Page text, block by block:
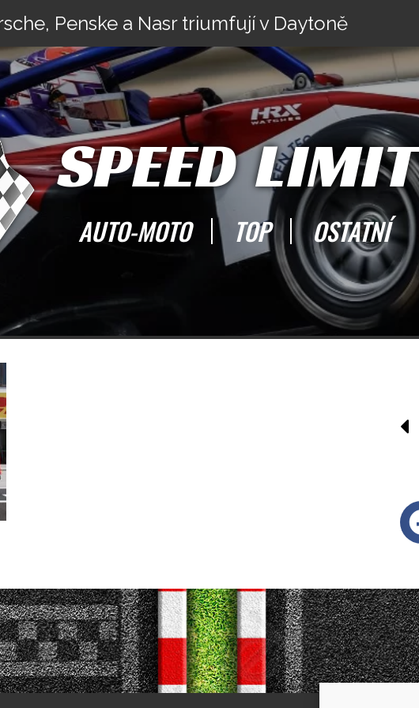
Penske a Nasr triumfují v Daytoně
212E Montagna z roku 1969
SPEED LIMIT
AUTO-MOTO TOP OSTATNÍ